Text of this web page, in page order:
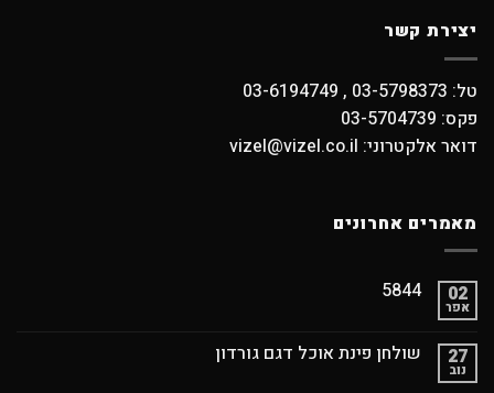
יצירת קשר
טל: 03-5798373 , 03-6194749
פקס: 03-5704739
דואר אלקטרוני: vizel@vizel.co.il
מאמרים אחרונים
02
אפר
5844
27
נוב
שולחן פינת אוכל דגם גורדון